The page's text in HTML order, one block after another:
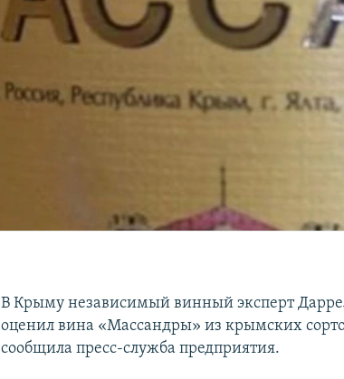
В Крыму независимый винный эксперт
оценил вина «Массандры» из крымских
сообщила пресс-служба предприятия.